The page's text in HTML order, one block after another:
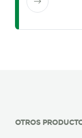
OTROS